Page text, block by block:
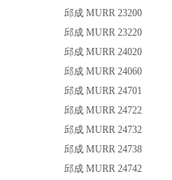
邱成 MURR 23200
邱成 MURR 23220
邱成 MURR 24020
邱成 MURR 24060
邱成 MURR 24701
邱成 MURR 24722
邱成 MURR 24732
邱成 MURR 24738
邱成 MURR 24742